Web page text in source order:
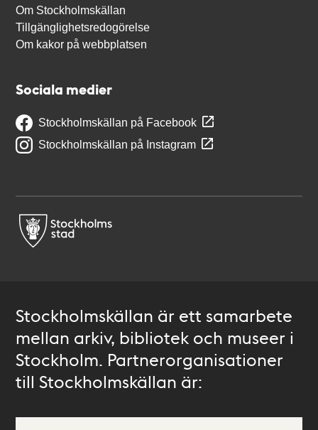
Om Stockholmskällan
Tillgänglighetsredogörelse
Om kakor på webbplatsen
Sociala medier
Stockholmskällan på Facebook
Stockholmskällan på Instagram
Stockholmskällan är ett samarbete
mellan arkiv, bibliotek och museer i
Stockholm. Partnerorganisationer
till Stockholmskällan är: